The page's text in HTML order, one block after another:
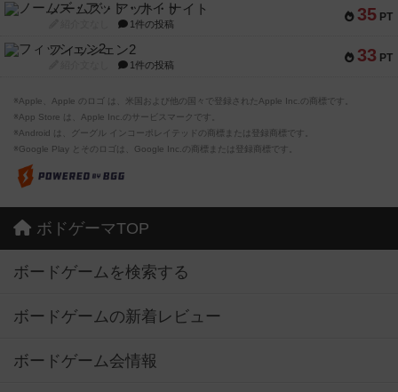
35 PT
ノームズ・アット・ナイト
1件の投稿
33 PT
フィッシェン2
1件の投稿
※Apple、Apple のロゴ は、米国および他の国々で登録されたApple Inc.の商標です。
※App Store は、Apple Inc.のサービスマークです。
※Android は、グーグル インコーポレイテッドの商標または登録商標です。
※Google Play とそのロゴは、Google Inc.の商標または登録商標です。
ボドゲーマTOP
ボードゲームを検索する
ボードゲームの新着レビュー
ボードゲーム会情報